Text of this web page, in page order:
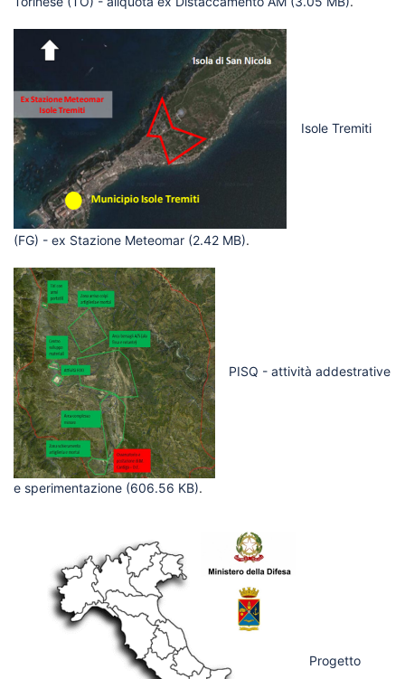
Isole Tremiti
(FG) - ex Stazione Meteomar (2.42 MB).
PISQ - attività addestrative
e sperimentazione (606.56 KB).
Progetto